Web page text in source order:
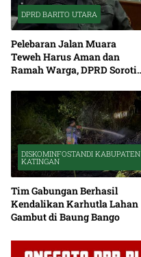
DPRD BARITO UTARA
Pelebaran Jalan Muara
Teweh Harus Aman dan
Ramah Warga, DPRD Soroti
DISKOMINFOSTANDI KABUPATEN
KATINGAN
Tim Gabungan Berhasil
Kendalikan Karhutla Lahan
Gambut di Baung Bango